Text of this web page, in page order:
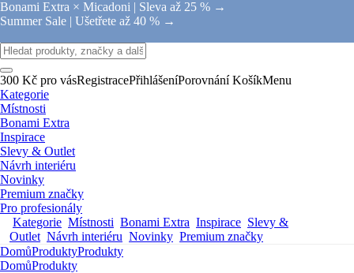
Bonami Extra × Micadoni | Sleva až 25 % →
Summer Sale | Ušetřete až 40 % →
300 Kč pro vásRegistracePřihlášeníPorovnání KošíkMenu
Kategorie
Místnosti
Bonami Extra
Inspirace
Slevy & Outlet
Návrh interiéru
Novinky
Premium značky
Pro profesionály
Kategorie Místnosti Bonami Extra Inspirace Slevy &
Outlet Návrh interiéru Novinky Premium značky
DomůProduktyProdukty
DomůProdukty